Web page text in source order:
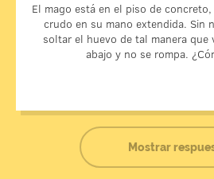
El mago está en el piso de
crudo en su mano extendida. Sin
soltar el huevo de tal manera que
abajo y no se rompa.
Simplemente sostiene el huevo a
medio. Vuela el primer
Mostrar